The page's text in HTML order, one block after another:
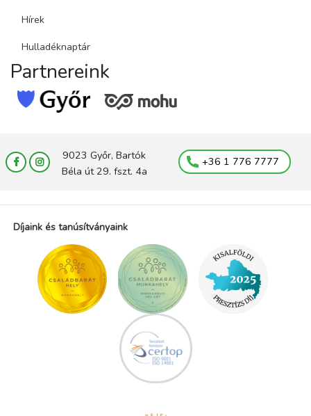
Hírek
Hulladéknaptár
Partnereink
9023 Győr, Bartók
Béla út 29. fszt. 4a
+36 1 776 7777
Díjaink és tanúsítványaink